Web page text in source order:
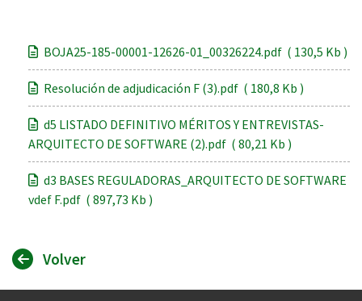
BOJA25-185-00001-12626-01_00326224.pdf ( 130,5 Kb )
Resolución de adjudicación F (3).pdf ( 180,8 Kb )
d5 LISTADO DEFINITIVO MÉRITOS Y ENTREVISTAS-
ARQUITECTO DE SOFTWARE (2).pdf ( 80,21 Kb )
d3 BASES REGULADORAS_ARQUITECTO DE SOFTWARE
vdef F.pdf ( 897,73 Kb )
Volver